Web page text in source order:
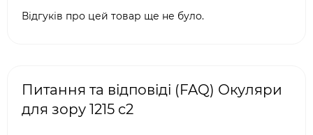
Відгуків про цей товар ще не було.
Питання та відповіді (FAQ) Окуляри
для зору 1215 c2